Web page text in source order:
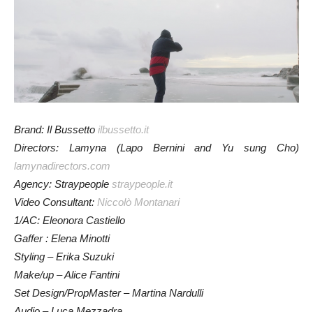
Brand: Il Bussetto ilbussetto.it
Directors: Lamyna (Lapo Bernini and Yu sung Cho)
lamynadirectors.com
Agency: Straypeople straypeople.it
Video Consultant: Niccolò Montanari
1/AC: Eleonora Castiello
Gaffer : Elena Minotti
Styling – Erika Suzuki
Make/up – Alice Fantini
Set Design/PropMaster – Martina Nardulli